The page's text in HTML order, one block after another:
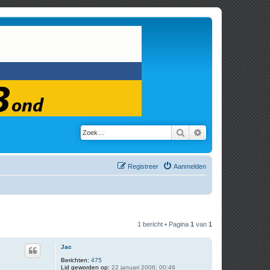
Zoek Uitgebreid zoeken
Aanmelden
Registreer
1 bericht • Pagina 1 van 1
Jac
Berichten: 475
Lid geworden op: 22 januari 2006; 00:46